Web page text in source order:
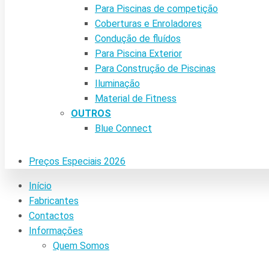
Para Piscinas de competição
Coberturas e Enroladores
Condução de fluídos
Para Piscina Exterior
Para Construção de Piscinas
Iluminação
Material de Fitness
OUTROS
Blue Connect
Preços Especiais 2026
Início
Fabricantes
Contactos
Informações
Quem Somos